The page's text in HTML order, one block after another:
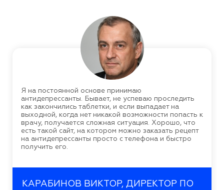
Я на постоянной основе принимаю
антидепрессанты. Бывает, не успеваю проследить
как закончились таблетки, и если выпадает на
выходной, когда нет никакой возможности попасть к
врачу, получается сложная ситуация. Хорошо, что
есть такой сайт, на котором можно заказать рецепт
на антидепрессанты просто с телефона и быстро
получить его.
КАРАБИНОВ ВИКТОР, ДИРЕКТОР ПО